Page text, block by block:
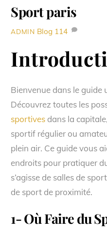
Sport paris
ADMIN Blog 114
Bienvenue dans le guide
Découvrez toutes les
sportives dans la
sportif régulier ou
plein air. Ce guide vous
endroits pour pratiquer
s’agisse de salles de
de sport de proximité.
1- Où Faire du